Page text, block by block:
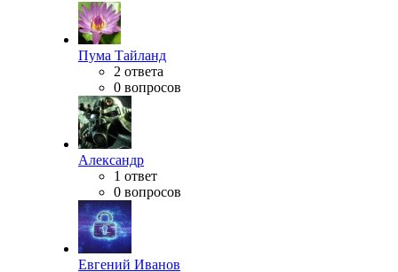
Пума Тайланд
2 ответа
0 вопросов
Александр
1 ответ
0 вопросов
Евгений Иванов